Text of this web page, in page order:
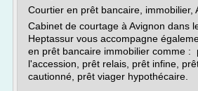
Courtier en prêt bancaire, immobilier,
Cabinet de courtage à Avignon dans
Heptassur vous accompagne
en prêt bancaire immobilier comme :
l'accession, prêt relais, prêt infine,
cautionné, prêt viager hypothécaire.